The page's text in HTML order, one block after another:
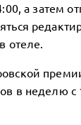
а затем
отеле.
в неделю с